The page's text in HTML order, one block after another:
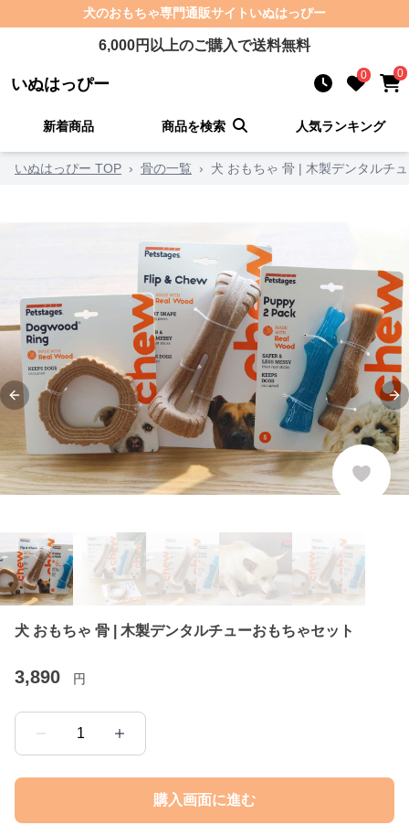
犬のおもちゃ専門通販サイト いぬはっぴー
6,000円以上のご購入で送料無料
いぬはっぴー 0 0
新着商品 商品を検索 人気ランキング
いぬはっぴー TOP › 骨の一覧 › 犬 おもちゃ 骨 | 木製デンタルチ
Previous slide
犬 おもちゃ 骨 | 木製デンタルチューおもちゃセット
3,890 円
1
購入画面に進む